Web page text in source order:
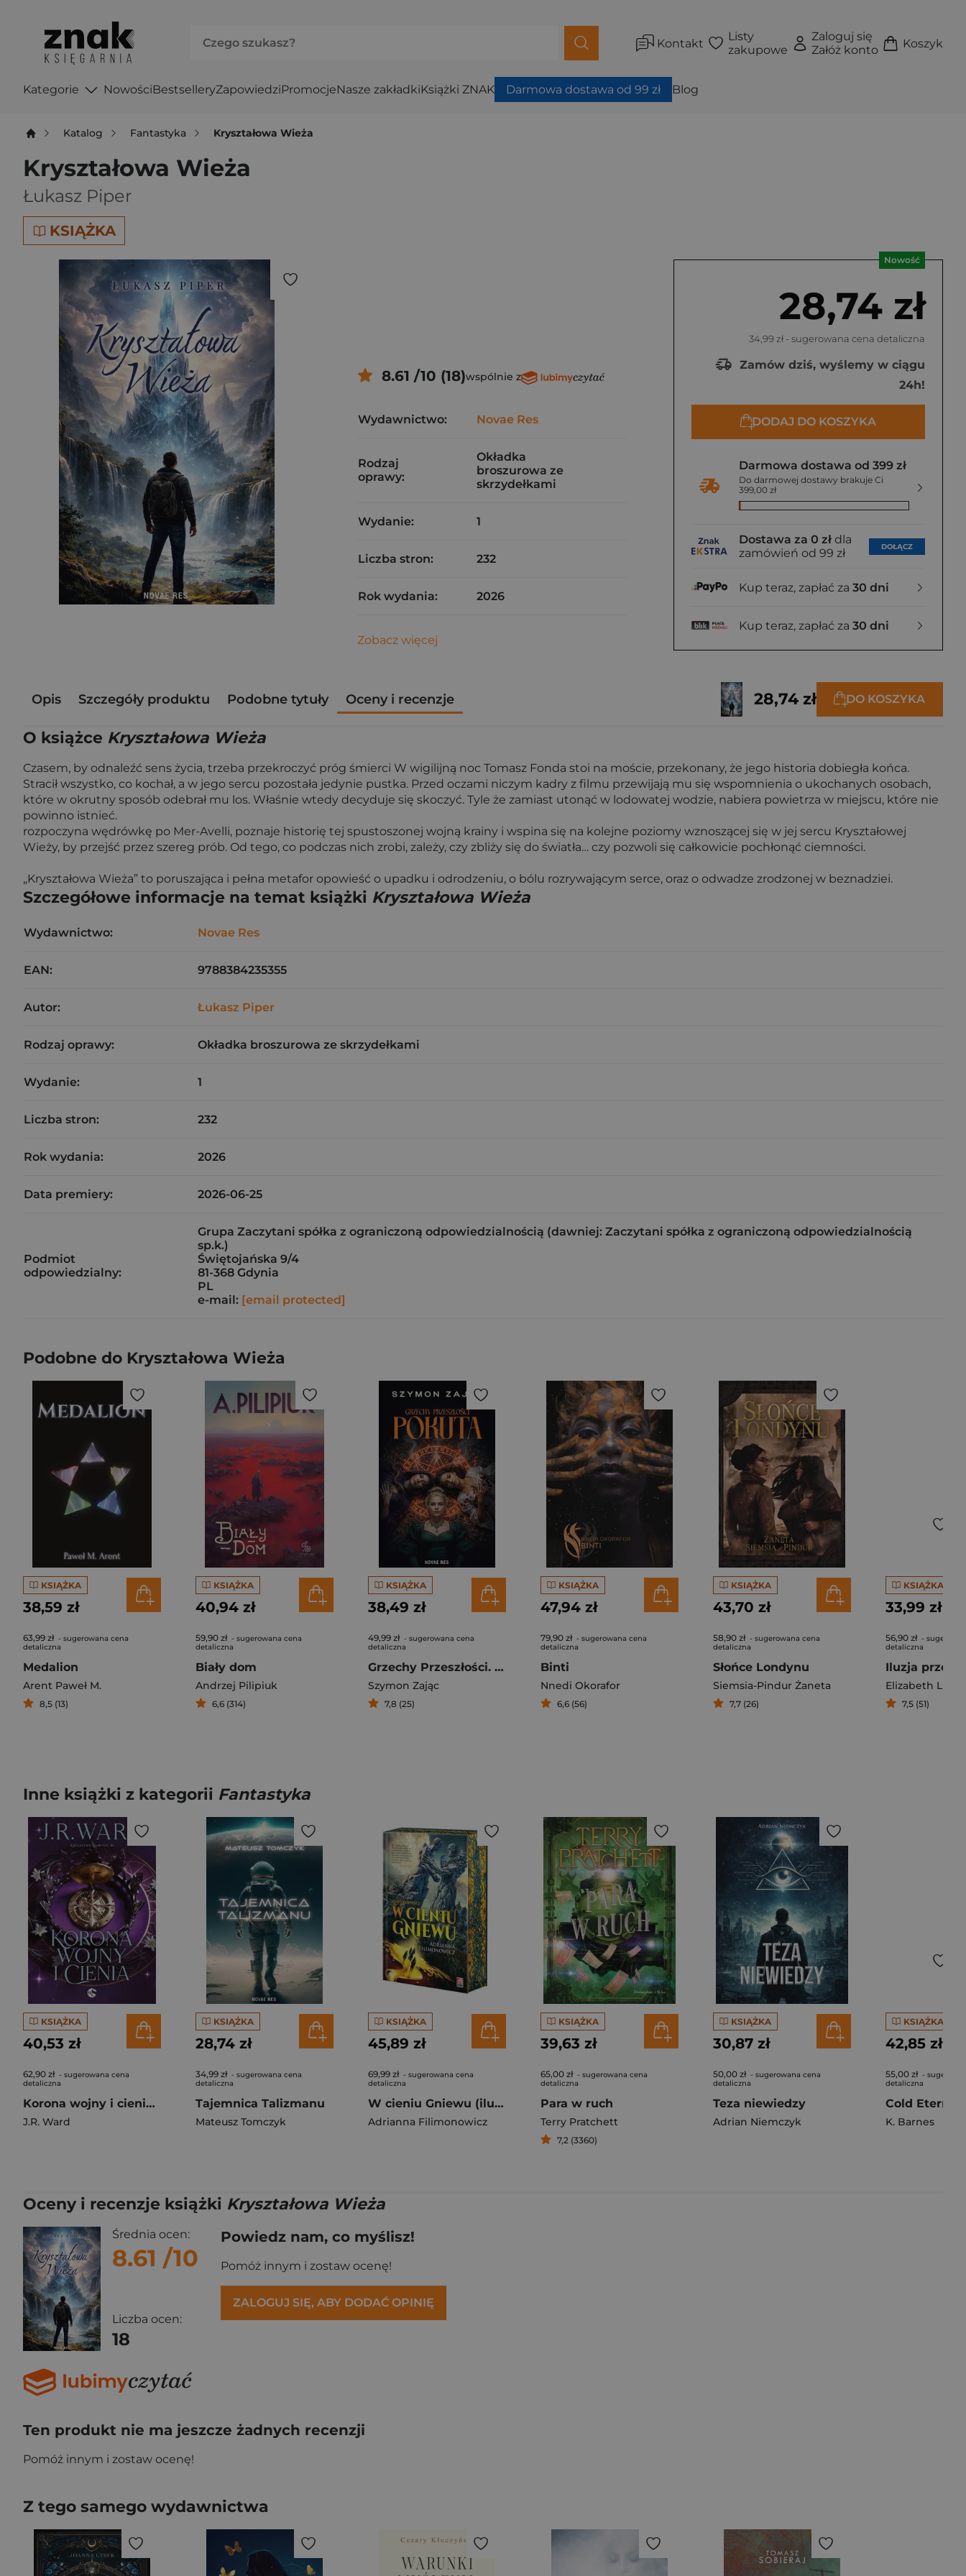
Kontakt
Listy
zakupowe
Zaloguj się
Załóż konto
Koszyk
Kategorie NowościBestselleryZapowiedziPromocjeNasze zakładkiKsiążki ZNAK Darmowa dostawa od 99 zł Blog
Katalog Fantastyka Kryształowa Wieża
Kryształowa Wieża
Łukasz Piper
KSIĄŻKA
Nowość
28,74 zł
34,99 zł - sugerowana cena detaliczna
Zamów dziś, wyślemy w ciągu
24h!
DODAJ DO KOSZYKA
Darmowa dostawa od 399 zł
Do darmowej dostawy brakuje Ci
399,00 zł
Dostawa za 0 zł dla
zamówień od 99 zł
DOŁĄCZ
Kup teraz, zapłać za 30 dni
Kup teraz, zapłać za 30 dni
8.61 /10 (18)wspólnie z
Wydawnictwo: Novae Res
Rodzaj
oprawy:
Okładka
broszurowa ze
skrzydełkami
Wydanie: 1
Liczba stron: 232
Rok wydania: 2026
Zobacz więcej
Opis Szczegóły produktu Podobne tytuły Oceny i recenzje 28,74 zł DO KOSZYKA
O książce Kryształowa Wieża
Czasem, by odnaleźć sens życia, trzeba przekroczyć próg śmierci W wigilijną noc Tomasz Fonda stoi na moście, przekonany, że jego historia dobiegła końca.
Stracił wszystko, co kochał, a w jego sercu pozostała jedynie pustka. Przed oczami niczym kadry z filmu przewijają mu się wspomnienia o ukochanych osobach,
które w okrutny sposób odebrał mu los. Właśnie wtedy decyduje się skoczyć. Tyle że zamiast utonąć w lodowatej wodzie, nabiera powietrza w miejscu, które nie
powinno istnieć.
rozpoczyna wędrówkę po Mer-Avelli, poznaje historię tej spustoszonej wojną krainy i wspina się na kolejne poziomy wznoszącej się w jej sercu Kryształowej
Wieży, by przejść przez szereg prób. Od tego, co podczas nich zrobi, zależy, czy zbliży się do światła… czy pozwoli się całkowicie pochłonąć ciemności.
„Kryształowa Wieża” to poruszająca i pełna metafor opowieść o upadku i odrodzeniu, o bólu rozrywającym serce, oraz o odwadze zrodzonej w beznadziei.
Szczegółowe informacje na temat książki Kryształowa Wieża
Wydawnictwo: Novae Res
EAN: 9788384235355
Autor: Łukasz Piper
Rodzaj oprawy: Okładka broszurowa ze skrzydełkami
Wydanie: 1
Liczba stron: 232
Rok wydania: 2026
Data premiery: 2026-06-25
Podmiot
odpowiedzialny:
Grupa Zaczytani spółka z ograniczoną odpowiedzialnością (dawniej: Zaczytani spółka z ograniczoną odpowiedzialnością
sp.k.)
Świętojańska 9/4
81-368 Gdynia
PL
e-mail: [email protected]
Podobne do Kryształowa Wieża
KSIĄŻKA
38,59 zł
63,99 zł - sugerowana cena
detaliczna
Medalion
Arent Paweł M.
8,5 (13)
KSIĄŻKA
40,94 zł
59,90 zł - sugerowana cena
detaliczna
Biały dom
Andrzej Pilipiuk
6,6 (314)
KSIĄŻKA
38,49 zł
49,99 zł - sugerowana cena
detaliczna
Grzechy Przeszłości. Pokuta
Szymon Zając
7,8 (25)
KSIĄŻKA
47,94 zł
79,90 zł - sugerowana cena
detaliczna
Binti
Nnedi Okorafor
6,6 (56)
KSIĄŻKA
43,70 zł
58,90 zł - sugerowana cena
detaliczna
Słońce Londynu
Siemsia-Pindur Żaneta
7,7 (26)
KSIĄŻKA
33,99 zł
56,90 zł -
detaliczna
Iluzja
Elizabeth Lim
7,5 (51)
Inne książki z kategorii Fantastyka
KSIĄŻKA
40,53 zł
62,90 zł - sugerowana cena
detaliczna
Korona wojny i cienia. Królestwa Kompasu. Tom 1
J.R. Ward
KSIĄŻKA
28,74 zł
34,99 zł - sugerowana cena
detaliczna
Tajemnica Talizmanu
Mateusz Tomczyk
KSIĄŻKA
45,89 zł
69,99 zł - sugerowana cena
detaliczna
W cieniu Gniewu (ilustrowane brzegi)
Adrianna Filimonowicz
KSIĄŻKA
39,63 zł
65,00 zł - sugerowana cena
detaliczna
Para w ruch
Terry Pratchett
7,2 (3360)
KSIĄŻKA
30,87 zł
50,00 zł - sugerowana cena
detaliczna
Teza niewiedzy
Adrian Niemczyk
KSIĄŻKA
42,85 zł
55,00 zł -
detaliczna
Cold Eternity
K. Barnes
Oceny i recenzje książki Kryształowa Wieża
Średnia ocen:
8.61 /10
Liczba ocen:
18
Powiedz nam, co myślisz!
Pomóż innym i zostaw ocenę!
ZALOGUJ SIĘ, ABY DODAĆ OPINIĘ
Ten produkt nie ma jeszcze żadnych recenzji
Pomóż innym i zostaw ocenę!
Z tego samego wydawnictwa